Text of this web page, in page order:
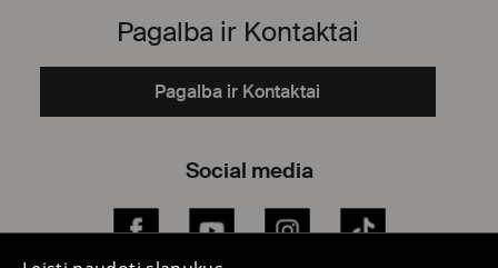
Pagalba ir Kontaktai
Pagalba ir Kontaktai
Social media
Facebook YouTube Instagram TikTok